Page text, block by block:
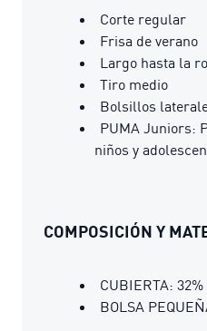
Corte regular
Frisa de verano
Largo hasta la
Tiro medio
Bolsillos
PUMA Juniors:
niños y
COMPOSICIÓN Y
CUBIERTA:
BOLSA